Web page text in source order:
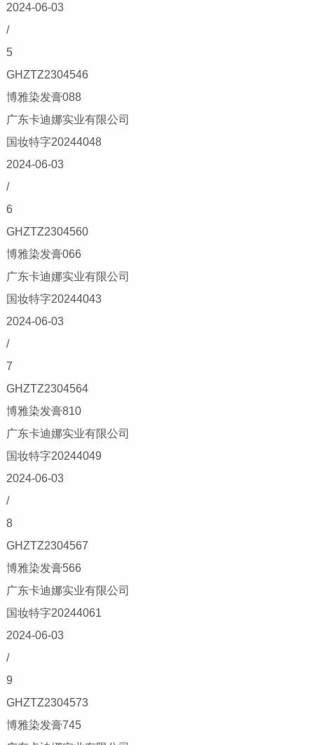
2024-06-03
/
5
GHZTZ2304546
博雅染发膏088
广东卡迪娜实业有限公司
国妆特字20244048
2024-06-03
/
6
GHZTZ2304560
博雅染发膏066
广东卡迪娜实业有限公司
国妆特字20244043
2024-06-03
/
7
GHZTZ2304564
博雅染发膏810
广东卡迪娜实业有限公司
国妆特字20244049
2024-06-03
/
8
GHZTZ2304567
博雅染发膏566
广东卡迪娜实业有限公司
国妆特字20244061
2024-06-03
/
9
GHZTZ2304573
博雅染发膏745